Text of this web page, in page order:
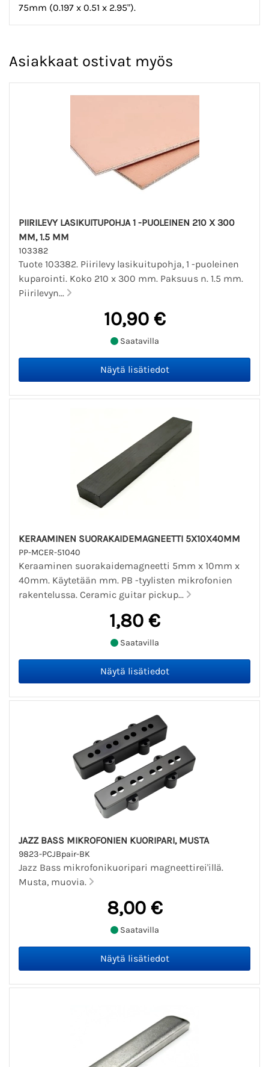
75mm (0.197 x 0.51 x 2.95").
Asiakkaat ostivat myös
PIIRILEVY LASIKUITUPOHJA 1 -PUOLEINEN 210 X 300
MM, 1.5 MM
103382
Tuote 103382. Piirilevy lasikuitupohja, 1 -puoleinen
kuparointi. Koko 210 x 300 mm. Paksuus n. 1.5 mm.
Piirilevyn...
10,90 €
Saatavilla
KERAAMINEN SUORAKAIDEMAGNEETTI 5X10X40MM
PP-MCER-51040
Keraaminen suorakaidemagneetti 5mm x 10mm x
40mm. Käytetään mm. PB -tyylisten mikrofonien
rakentelussa. Ceramic guitar pickup...
1,80 €
Saatavilla
JAZZ BASS MIKROFONIEN KUORIPARI, MUSTA
9823-PCJBpair-BK
Jazz Bass mikrofonikuoripari magneettirei'illä.
Musta, muovia.
8,00 €
Saatavilla